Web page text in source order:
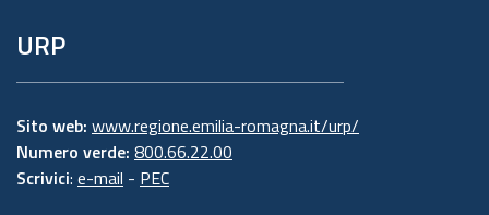
URP
Sito web: www.regione.emilia-romagna.it/urp/
Numero verde: 800.66.22.00
Scrivici: e-mail - PEC